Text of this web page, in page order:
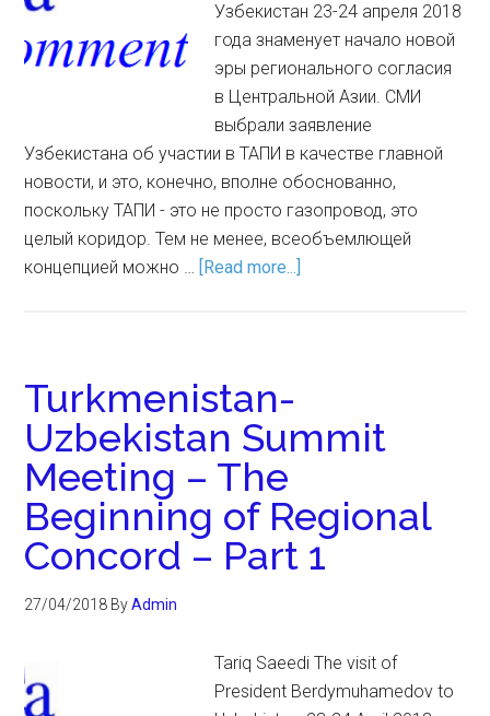
Узбекистан 23-24 апреля 2018
года знаменует начало новой
эры регионального согласия
в Центральной Азии. СМИ
выбрали заявление
Узбекистана об участии в ТАПИ в качестве главной
новости, и это, конечно, вполне обоснованно,
поскольку ТАПИ - это не просто газопровод, это
целый коридор. Тем не менее, всеобъемлющей
концепцией можно … [Read more...]
Turkmenistan-
Uzbekistan Summit
Meeting – The
Beginning of Regional
Concord – Part 1
27/04/2018 ByAdmin
Tariq Saeedi The visit of
President Berdymuhamedov to